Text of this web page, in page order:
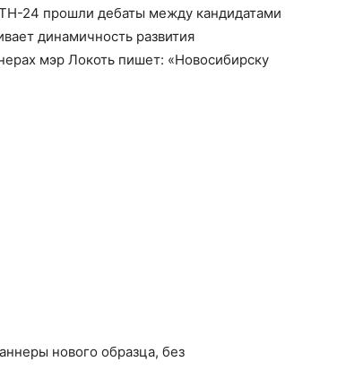
24 прошли дебаты между кандидатами
динамичность развития
мэр Локоть пишет: «Новосибирску
нового образца, без